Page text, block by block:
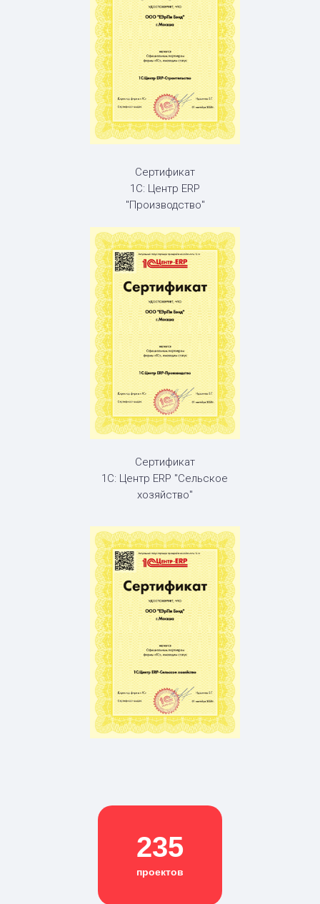
Сертификат
1С: Центр ERP
"Производство"
Сертификат
1С: Центр ERP "Сельское
хозяйство"
проектов
235